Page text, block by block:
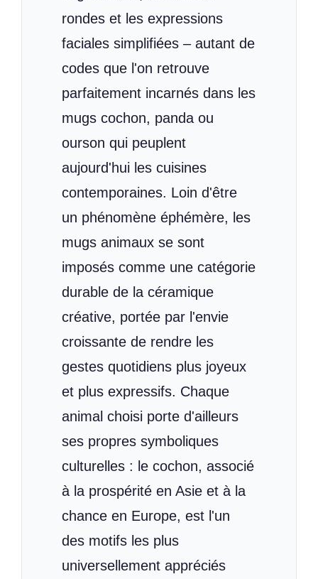
rondes et les expressions
faciales simplifiées – autant de
codes que l'on retrouve
parfaitement incarnés dans les
mugs cochon, panda ou
ourson qui peuplent
aujourd'hui les cuisines
contemporaines. Loin d'être
un phénomène éphémère, les
mugs animaux se sont
imposés comme une catégorie
durable de la céramique
créative, portée par l'envie
croissante de rendre les
gestes quotidiens plus joyeux
et plus expressifs. Chaque
animal choisi porte d'ailleurs
ses propres symboliques
culturelles : le cochon, associé
à la prospérité en Asie et à la
chance en Europe, est l'un
des motifs les plus
universellement appréciés